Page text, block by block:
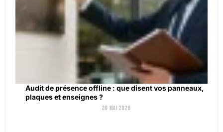
Audit de présence offline : que disent vos panneaux,
plaques et enseignes ?
29 mai 2026